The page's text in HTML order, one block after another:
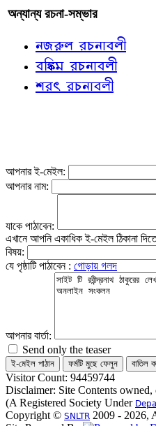
অন্যান্য রচনা-সম্ভার
নজরুল রচনাবলী
বঙ্কিম রচনাবলী
শরৎ রচনাবলী
আপনার ই-মেইল:
আপনার নাম:
যাকে পাঠাবেন:
এখানে আপনি একাধিক ই-মেইল ঠিকানা
বিষয়:
যে পৃষ্ঠাটি পাঠাবেন : গোড়ায় গলদ
আপনার বার্তা:
Send only the teaser
Visitor Count: 94459744
Disclaimer: Site Contents
(A Registered Society Under
Copyright © SNLTR 2009 - 2026,